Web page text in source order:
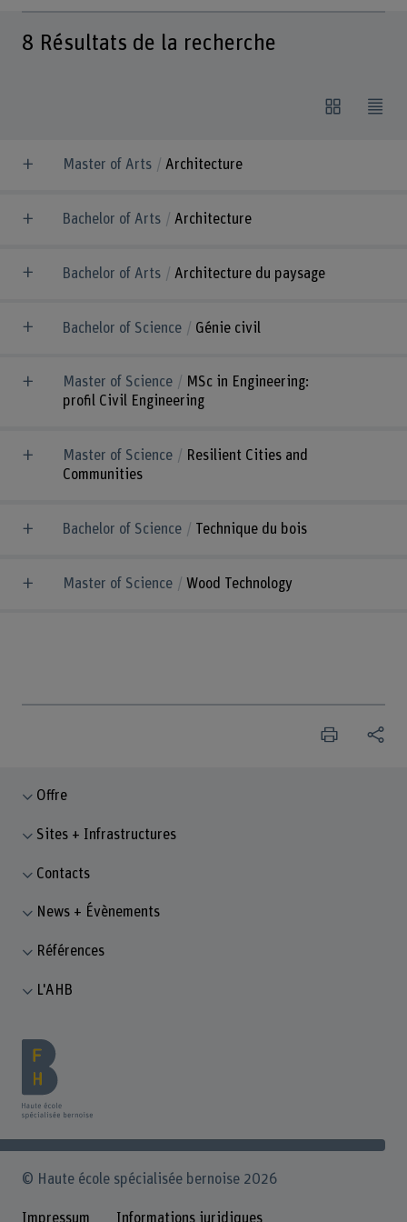
8 Résultats de la recherche
Master of Arts Architecture
Bachelor of Arts Architecture
Bachelor of Arts Architecture du paysage
Bachelor of Science Génie civil
Master of Science
MSc in Engineering:
profil Civil Engineering
Master of Science
Resilient Cities and
Communities
Bachelor of Science Technique du bois
Master of Science Wood Technology
Offre
Sites + Infrastructures
Contacts
News + Évènements
Références
L'AHB
© Haute école spécialisée bernoise 2026
Impressum Informations juridiques